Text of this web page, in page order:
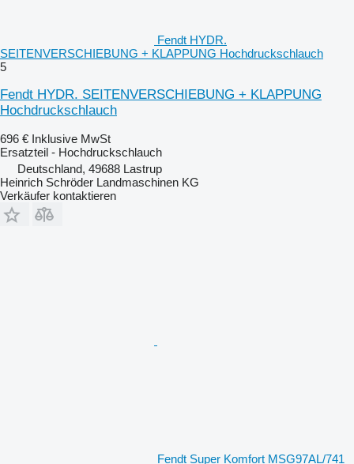
Fendt HYDR.
SEITENVERSCHIEBUNG + KLAPPUNG Hochdruckschlauch
5
Fendt HYDR. SEITENVERSCHIEBUNG + KLAPPUNG
Hochdruckschlauch
696 € Inklusive MwSt
Ersatzteil - Hochdruckschlauch
Deutschland, 49688 Lastrup
Heinrich Schröder Landmaschinen KG
Verkäufer kontaktieren
Fendt Super Komfort MSG97AL/741